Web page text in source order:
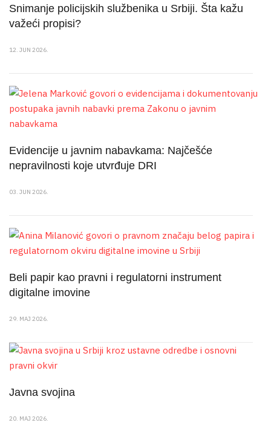
Snimanje policijskih službenika u Srbiji. Šta kažu
važeći propisi?
12. JUN 2026.
Evidencije u javnim nabavkama: Najčešće
nepravilnosti koje utvrđuje DRI
03. JUN 2026.
Beli papir kao pravni i regulatorni instrument
digitalne imovine
29. MAJ 2026.
Javna svojina
20. MAJ 2026.